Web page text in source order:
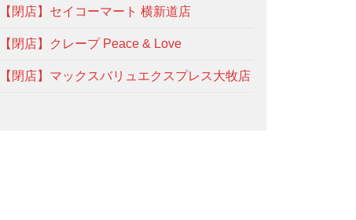
【閉店】セイコーマート 横新道店
【閉店】クレープ Peace & Love
【閉店】マックスバリュエクスプレス大牧店